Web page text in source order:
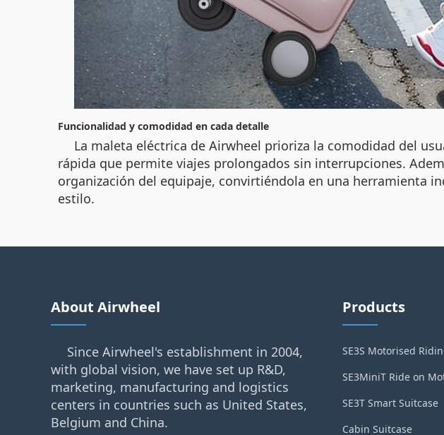
Funcionalidad y comodidad en cada detalle
La maleta eléctrica de Airwheel prioriza la comodidad del
rápida que permite viajes prolongados sin interrupciones.
organización del equipaje, convirtiéndola en una herramienta
estilo.
About Airwheel
Since Airwheel's establishment in 2004,
with global vision, we have set up R&D,
marketing, manufacturing and logistics
centers in countries such as United States,
Belgium and China.
Products
SE3S Motorised
SE3MiniT Ride on
SE3T Smart Suitcase
Cabin Suitcase